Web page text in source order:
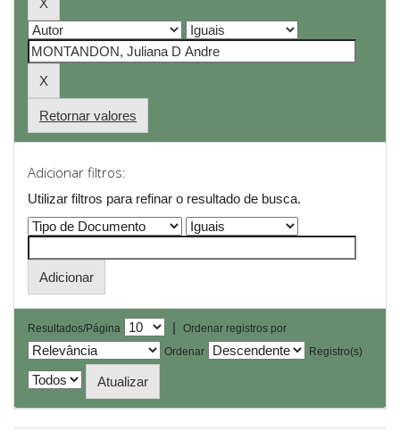
Retornar valores
Adicionar filtros:
Utilizar filtros para refinar o resultado de busca.
Resultados/Página |
Ordenar registros por
Ordenar
Registro(s)